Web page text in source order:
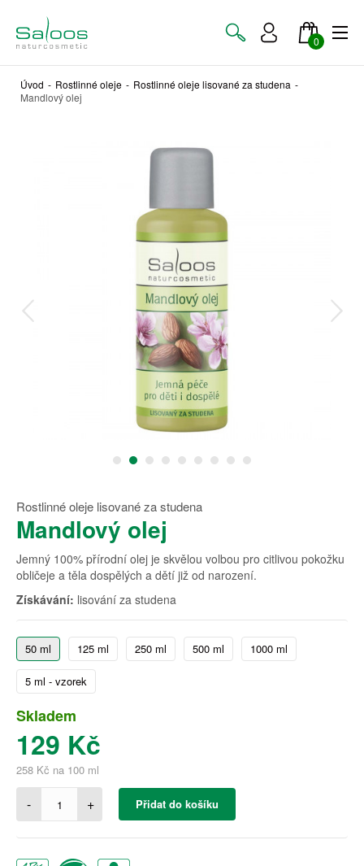
0
Úvod - Rostlinné oleje - Rostlinné oleje lisované za studena -
Mandlový olej
Rostlinné oleje lisované za studena
Mandlový olej
Jemný 100% přírodní olej je skvělou volbou pro citlivou pokožku
obličeje a těla dospělých a dětí již od narození.
Získávání: lisování za studena
50 ml 125 ml 250 ml 500 ml 1000 ml
5 ml - vzorek
Skladem
129 Kč
258 Kč na 100 ml
- + Přidat do košíku